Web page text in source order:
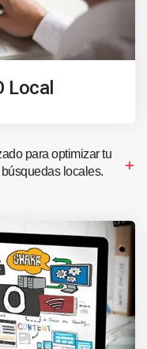
Local
para optimizar tu
locales.